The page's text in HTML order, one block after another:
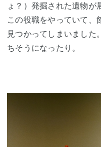
ょ？）発掘された遺物が
この役職をやっていて、
見つかってしまいました
ちそうになったり。